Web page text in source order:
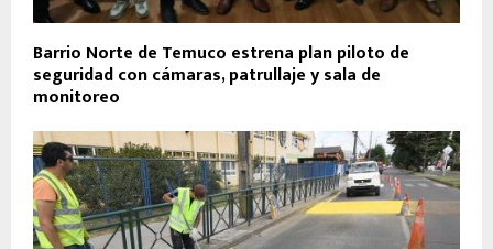
Barrio Norte de Temuco estrena plan piloto de
seguridad con cámaras, patrullaje y sala de
monitoreo